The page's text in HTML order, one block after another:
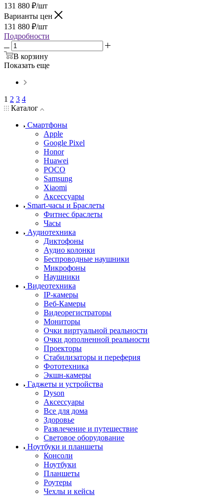
131 880 ₽/шт
Варианты цен
131 880 ₽/шт
Подробности
В корзину
Показать еще
1 2 3 4
Каталог
Смартфоны
Apple
Google Pixel
Honor
Huawei
POCO
Samsung
Xiaomi
Аксессуары
Smart-часы и Браслеты
Фитнес браслеты
Часы
Аудиотехника
Диктофоны
Аудио колонки
Беспроводные наушники
Микрофоны
Наушники
Видеотехника
IP-камеры
Веб-Камеры
Видеорегистраторы
Мониторы
Очки виртуальной реальности
Очки дополненной реальности
Проекторы
Стабилизаторы и переферия
Фототехника
Экшн-камеры
Гаджеты и устройства
Dyson
Аксессуары
Все для дома
Здоровье
Развлечение и путешествие
Световое оборудование
Ноутбуки и планшеты
Консоли
Ноутбуки
Планшеты
Роутеры
Чехлы и кейсы